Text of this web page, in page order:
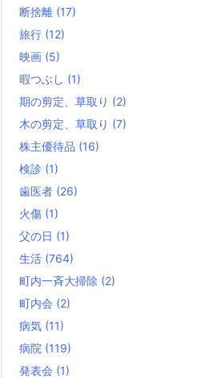
断捨離 (17)
旅行 (12)
映画 (5)
暇つぶし (1)
期の剪定、草取り (2)
木の剪定、草取り (7)
株主優待品 (16)
検診 (1)
歯医者 (26)
火傷 (1)
父の日 (1)
生活 (764)
町内一斉大掃除 (2)
町内会 (2)
病気 (11)
病院 (119)
発表会 (1)